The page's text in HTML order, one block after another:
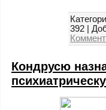
392
Кондрусю